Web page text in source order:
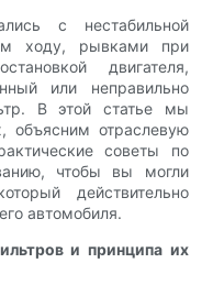
с нестабильной
ходу, рывками при
двигателя,
или неправильно
В этой статье мы
отраслевую
советы по
чтобы вы могли
действительно
автомобиля.
и принципа их